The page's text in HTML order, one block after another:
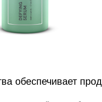
обеспечивает